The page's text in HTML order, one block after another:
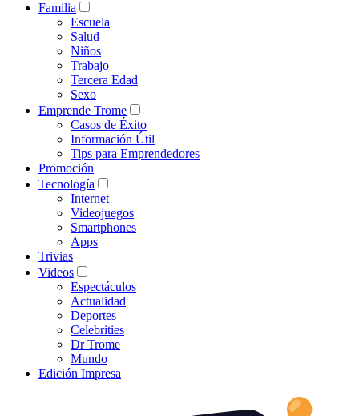
Familia
Escuela
Salud
Niños
Trabajo
Tercera Edad
Sexo
Emprende Trome
Casos de Éxito
Información Útil
Tips para Emprendedores
Promoción
Tecnología
Internet
Videojuegos
Smartphones
Apps
Trivias
Videos
Espectáculos
Actualidad
Deportes
Celebrities
Dr Trome
Mundo
Edición Impresa